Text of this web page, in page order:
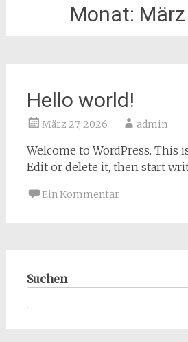
Monat:
Hello world!
März 27, 2026 admin
Welcome to WordPress. This
Edit or delete it, then start
Ein Kommentar
Suchen